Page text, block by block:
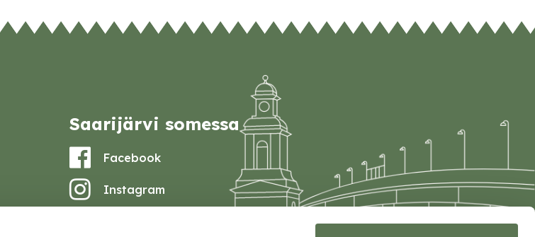
Saarijärvi somessa
Facebook
Instagram